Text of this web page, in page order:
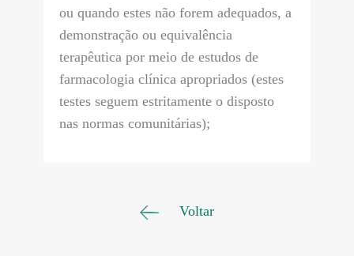
ou quando estes não forem adequados, a
demonstração ou equivalência
terapêutica por meio de estudos de
farmacologia clínica apropriados (estes
testes seguem estritamente o disposto
nas normas comunitárias);
Voltar